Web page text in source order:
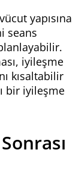
yapısına
seans
iyileşme
kısaltabilir
bir iyileşme